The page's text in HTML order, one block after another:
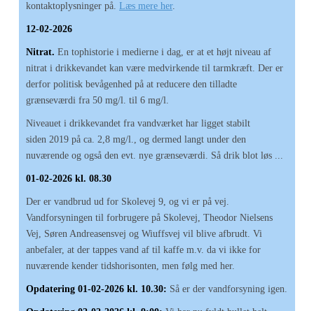
kontaktoplysninger på. Læs mere her.
12-02-2026
Nitrat. En tophistorie i medierne i dag, er at et højt niveau af
nitrat i drikkevandet kan være medvirkende til tarmkræft. Der er
derfor politisk bevågenhed på at reducere den tilladte
grænseværdi fra 50 mg/l. til 6 mg/l.
Niveauet i drikkevandet fra vandværket har ligget stabilt
siden 2019 på ca. 2,8 mg/l., og dermed langt under den
nuværende og også den evt. nye grænseværdi. Så drik blot løs ...
01-02-2026 kl. 08.30
Der er vandbrud ud for Skolevej 9, og vi er på vej.
Vandforsyningen til forbrugere på Skolevej, Theodor Nielsens
Vej, Søren Andreasensvej og Wiuffsvej vil blive afbrudt. Vi
anbefaler, at der tappes vand af til kaffe m.v. da vi ikke for
nuværende kender tidshorisonten, men følg med her.
Opdatering 01-02-2026 kl. 10.30: Så er der vandforsyning igen.